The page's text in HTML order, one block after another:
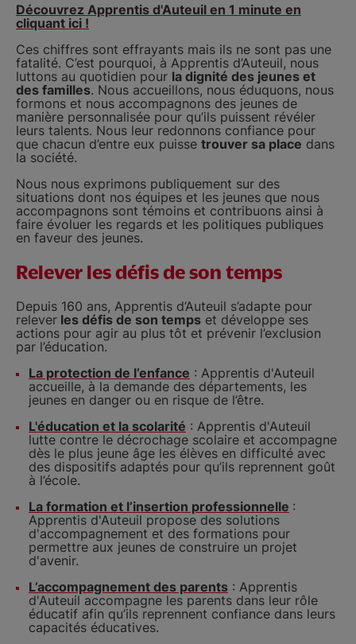
Découvrez Apprentis d'Auteuil en 1 minute en
cliquant ici !
Ces chiffres sont effrayants mais ils ne sont pas une
fatalité. C’est pourquoi, à Apprentis d’Auteuil, nous
luttons au quotidien pour la dignité des jeunes et
des familles. Nous accueillons, nous éduquons, nous
formons et nous accompagnons des jeunes de
manière personnalisée pour qu’ils puissent révéler
leurs talents. Nous leur redonnons confiance pour
que chacun d’entre eux puisse trouver sa place dans
la société.
Nous nous exprimons publiquement sur des
situations dont nos équipes et les jeunes que nous
accompagnons sont témoins et contribuons ainsi à
faire évoluer les regards et les politiques publiques
en faveur des jeunes.
Relever les défis de son temps
Depuis 160 ans, Apprentis d’Auteuil s’adapte pour
relever les défis de son temps et développe ses
actions pour agir au plus tôt et prévenir l’exclusion
par l’éducation.
La protection de l’enfance : Apprentis d'Auteuil
accueille, à la demande des départements, les
jeunes en danger ou en risque de l’être.
L'éducation et la scolarité : Apprentis d'Auteuil
lutte contre le décrochage scolaire et accompagne
dès le plus jeune âge les élèves en difficulté avec
des dispositifs adaptés pour qu’ils reprennent goût
à l’école.
La formation et l’insertion professionnelle :
Apprentis d'Auteuil propose des solutions
d'accompagnement et des formations pour
permettre aux jeunes de construire un projet
d'avenir.
L’accompagnement des parents : Apprentis
d'Auteuil accompagne les parents dans leur rôle
éducatif afin qu’ils reprennent confiance dans leurs
capacités éducatives.